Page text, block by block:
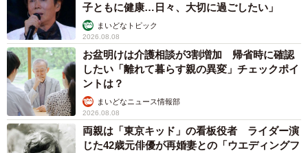
子ともに健康…日々、大切に過ごしたい」
まいどなトピック
2026.08.08
お盆明けは介護相談が3割増加 帰省時に確認
したい「離れて暮らす親の異変」チェックポイ
ントは？
まいどなニュース情報部
2026.08.08
両親は「東京キッド」の看板役者 ライダー演
じた42歳元俳優が再婚妻との「ウエディングフ